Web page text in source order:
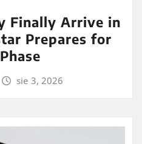
Finally Arrive in
Prepares for
sie 3, 2026